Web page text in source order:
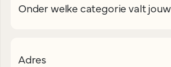
Onder welke categorie valt
Adres